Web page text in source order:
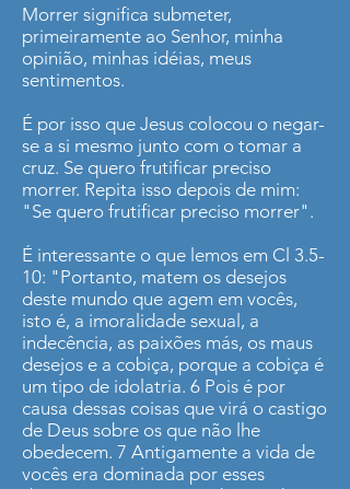
Morrer significa submeter,
primeiramente ao Senhor, minha
opinião, minhas idéias, meus
sentimentos.
É por isso que Jesus colocou o negar-
se a si mesmo junto com o tomar a
cruz. Se quero frutificar preciso
morrer. Repita isso depois de mim:
"Se quero frutificar preciso morrer".
É interessante o que lemos em Cl 3.5-
10: "Portanto, matem os desejos
deste mundo que agem em vocês,
isto é, a imoralidade sexual, a
indecência, as paixões más, os maus
desejos e a cobiça, porque a cobiça é
um tipo de idolatria. 6 Pois é por
causa dessas coisas que virá o castigo
de Deus sobre os que não lhe
obedecem. 7 Antigamente a vida de
vocês era dominada por esses